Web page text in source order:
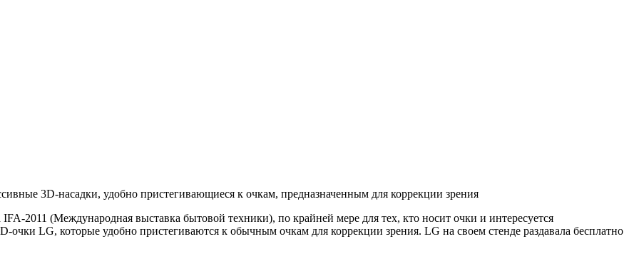
3D-насадки, удобно пристегивающиеся к очкам, предназначенным для коррекции зрения
2011 (Международная выставка бытовой техники), по крайней мере для тех, кто носит очки и интересуется
очки LG, которые удобно пристегиваются к обычным очкам для коррекции зрения. LG на своем стенде раздавала бесплатно